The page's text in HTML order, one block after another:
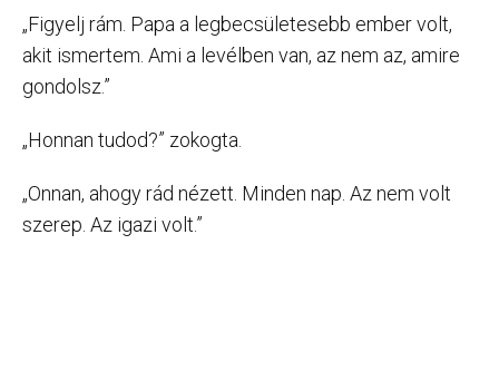
„Figyelj rám. Papa a legbecsületesebb ember volt,
akit ismertem. Ami a levélben van, az nem az, amire
gondolsz.”
„Honnan tudod?” zokogta.
„Onnan, ahogy rád nézett. Minden nap. Az nem volt
szerep. Az igazi volt.”